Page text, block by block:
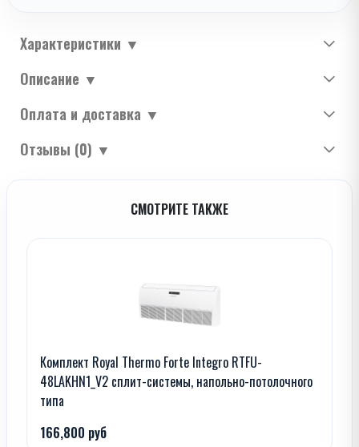
Характеристики ▼
Описание ▼
Оплата и доставка ▼
Отзывы (0) ▼
СМОТРИТЕ ТАКЖЕ
Комплект Royal Thermo Forte Integro RTFU-
48LAKHN1_V2 сплит-системы, напольно-потолочного
типа
166,800 руб